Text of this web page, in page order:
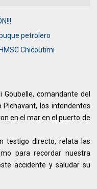
petrolero
Chicoutimi
comandante del
los intendentes
en el mar en el puerto de
testigo directo, relata las
para recordar nuestra
accidente y saludar su